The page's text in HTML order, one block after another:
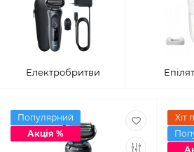
Електробритви
Популярний
Акція %
Хіт